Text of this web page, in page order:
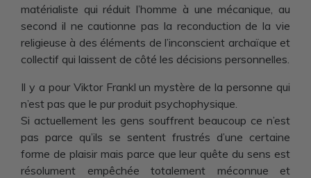
matérialiste qui réduit l’homme à une mécanique, au
second il ne cautionne pas la reconduction de la vie
religieuse à des éléments de l’inconscient archaïque et
collectif qui laissent de côté les décisions personnelles.
Il y a pour Viktor Frankl un mystère de la personne qui
n’est pas que le pur produit psychophysique.
Si actuellement les gens souffrent beaucoup ce n’est
pas parce qu’ils se sentent frustrés d’une certaine
forme de plaisir mais parce que leur quête du sens est
résolument empêchée totalement méconnue et